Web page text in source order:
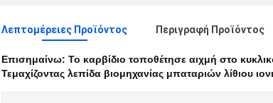
Λεπτομέρειες Προϊόντος Περιγραφή Προϊόντος
Επισημαίνω: Το καρβίδιο τοποθέτησε αιχμή στο
Τεμαχίζοντας λεπίδα βιομηχανίας μπαταριών λίθιου